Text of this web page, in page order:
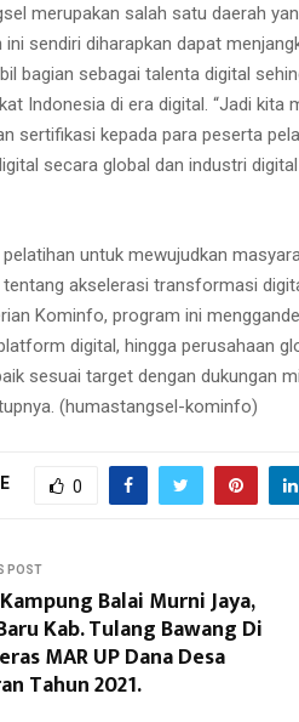
merupakan salah satu daerah
ini sendiri diharapkan dapat
bagian sebagai talenta digital
Indonesia di era digital. “Jadi kita
sertifikasi kepada para peserta
secara global dan industri digital
untuk mewujudkan
akselerasi transformasi
Kominfo, program ini
digital, hingga perusahaan
sesuai target dengan dukungan
(humastangsel-kominfo)
0
POST
Balai Murni Jaya,
Kab. Tulang Bawang Di
MAR UP Dana Desa
Tahun 2021.